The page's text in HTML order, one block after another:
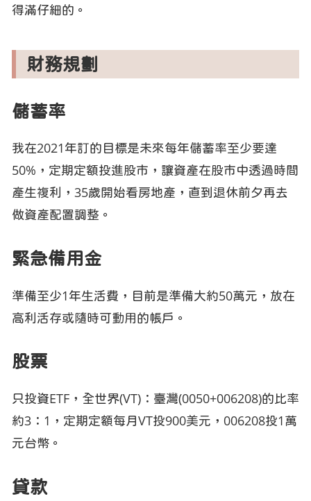
得滿仔細的。
財務規劃
儲蓄率
我在2021年訂的目標是未來每年儲蓄率至少要達
50%，定期定額投進股市，讓資產在股市中透過時間
產生複利，35歲開始看房地產，直到退休前夕再去
做資產配置調整。
緊急備用金
準備至少1年生活費，目前是準備大約50萬元，放在
高利活存或隨時可動用的帳戶。
股票
只投資ETF，全世界(VT)：臺灣(0050+006208)的比率
約3：1，定期定額每月VT投900美元，006208投1萬
元台幣。
貸款